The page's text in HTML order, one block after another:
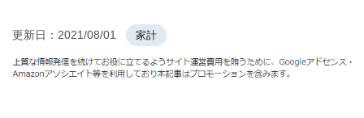
更新日： 2021/08/01 家計